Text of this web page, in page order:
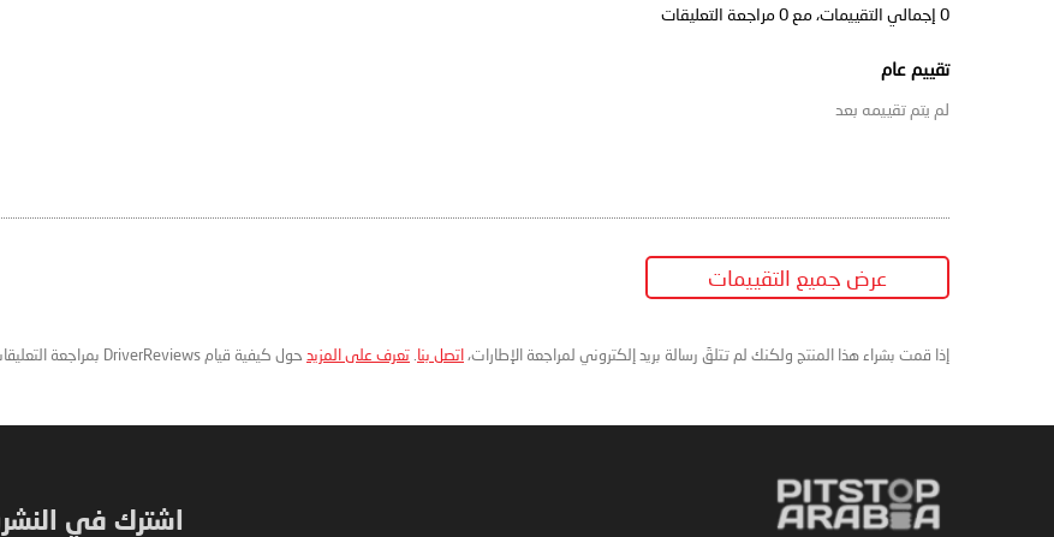
0 إجمالي التقييمات، مع 0 مراجعة التعليقات
تقييم عام
لم يتم تقييمه بعد
عرض جميع التقييمات
إذا قمت بشراء هذا المنتج ولكنك لم تتلقَ رسالة بريد إلكتروني لمراجعة الإطارات، اتصل بنا تعرف على المزيد حول كيفية قيام DriverReviews بمراجعة التعليقات.
اشترك في